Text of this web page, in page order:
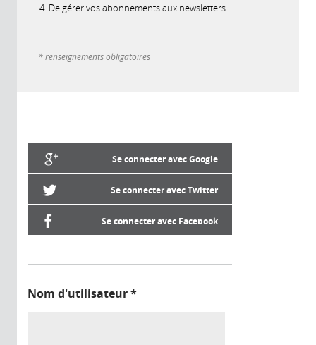
De gérer vos abonnements aux newsletters
* renseignements obligatoires
Se connecter avec Google
Se connecter avec Twitter
Se connecter avec Facebook
Nom d'utilisateur*